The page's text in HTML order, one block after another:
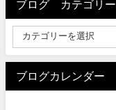
ブログ カテゴリー
ブログカレンダー